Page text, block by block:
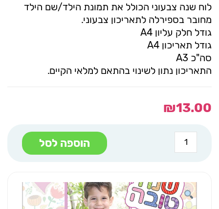
לוח שנה צבעוני הכולל את תמונת הילד/שם הילד
מחובר בספירלה לתאריכון צבעוני.
גודל חלק עליון A4
גודל תאריכון A4
סה"כ A3
התאריכון נתון לשינוי בהתאם למלאי הקיים.
₪13.00
כמות
של
לוח
הוספה לסל